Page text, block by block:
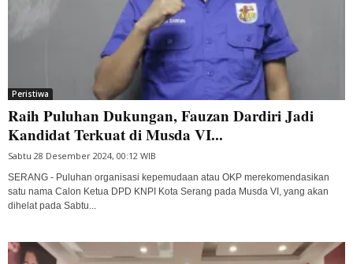
Peristiwa
Raih Puluhan Dukungan, Fauzan Dardiri Jadi
Kandidat Terkuat di Musda VI...
Sabtu 28 Desember 2024, 00:12 WIB
SERANG - Puluhan organisasi kepemudaan atau OKP merekomendasikan
satu nama Calon Ketua DPD KNPI Kota Serang pada Musda VI, yang akan
dihelat pada Sabtu...